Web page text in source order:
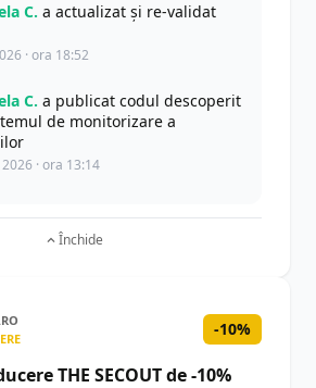
C. a actualizat şi re-validat
· ora 18:52
C. a publicat codul descoperit
de monitorizare a
· ora 13:14
Închide
-10%
THE SECOUT de -10%